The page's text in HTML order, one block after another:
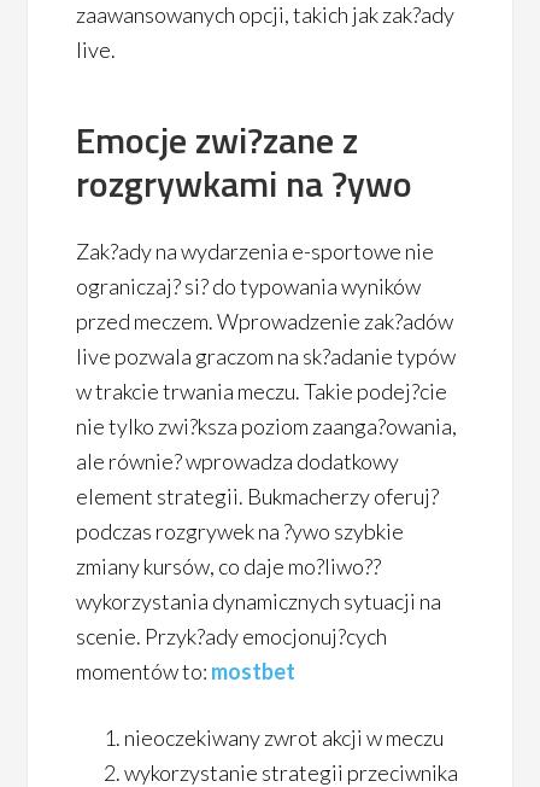
zaawansowanych opcji, takich jak zak?ady
live.
Emocje zwi?zane z
rozgrywkami na ?ywo
Zak?ady na wydarzenia e-sportowe nie
ograniczaj? si? do typowania wyników
przed meczem. Wprowadzenie zak?adów
live pozwala graczom na sk?adanie typów
w trakcie trwania meczu. Takie podej?cie
nie tylko zwi?ksza poziom zaanga?owania,
ale równie? wprowadza dodatkowy
element strategii. Bukmacherzy oferuj?
podczas rozgrywek na ?ywo szybkie
zmiany kursów, co daje mo?liwo??
wykorzystania dynamicznych sytuacji na
scenie. Przyk?ady emocjonuj?cych
momentów to: mostbet
nieoczekiwany zwrot akcji w meczu
wykorzystanie strategii przeciwnika